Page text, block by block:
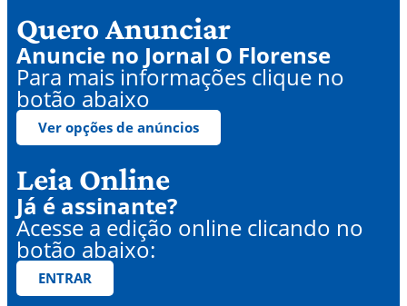
Quero Anunciar
Anuncie no Jornal O Florense
Para mais informações clique no
botão abaixo
Ver opções de anúncios
Leia Online
Já é assinante?
Acesse a edição online clicando no
botão abaixo:
ENTRAR